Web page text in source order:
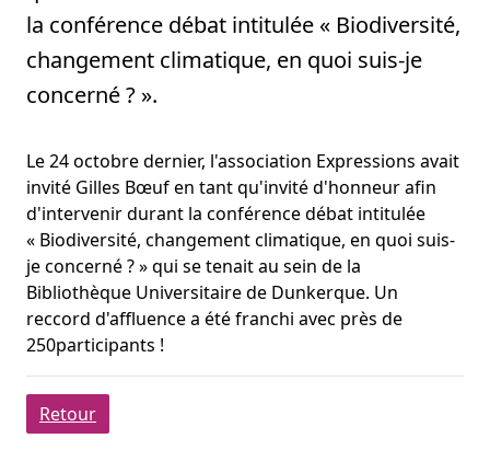
la conférence débat intitulée « Biodiversité,
changement climatique, en quoi suis-je
concerné ? ».
Le 24 octobre dernier, l'association Expressions avait
invité Gilles Bœuf en tant qu'invité d'honneur afin
d'intervenir durant la conférence débat intitulée
« Biodiversité, changement climatique, en quoi suis-
je concerné ? » qui se tenait au sein de la
Bibliothèque Universitaire de Dunkerque. Un
reccord d'affluence a été franchi avec près de
250participants !
Retour